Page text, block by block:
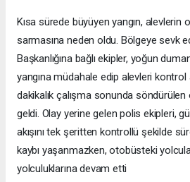
Kısa sürede büyüyen yangın, alevlerin
sarmasına neden oldu. Bölgeye sevk
Başkanlığına bağlı ekipler, yoğun
yangına müdahale edip alevleri kontrol
dakikalık çalışma sonunda
geldi. Olay yerine gelen polis ekipleri,
akışını tek şeritten kontrollü şekilde
kaybı yaşanmazken, otobüsteki
yolculuklarına devam etti